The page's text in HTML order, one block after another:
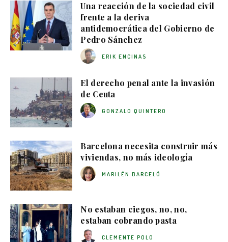
Una reacción de la sociedad civil
frente a la deriva
antidemocrática del Gobierno de
Pedro Sánchez
ERIK ENCINAS
El derecho penal ante la invasión
de Ceuta
GONZALO QUINTERO
Barcelona necesita construir más
viviendas, no más ideología
MARILÉN BARCELÓ
No estaban ciegos, no, no,
estaban cobrando pasta
CLEMENTE POLO